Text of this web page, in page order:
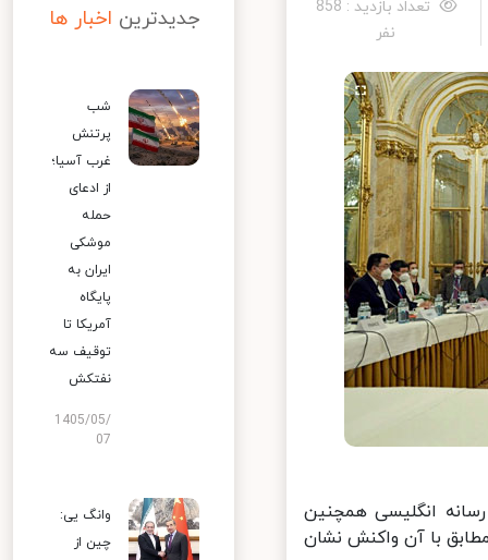
تعداد بازدید : 858
نفر
انگلیسی همچنین
با آن واکنش نشان
جدیدترین اخبار ها
شب
پرتنش
غرب آسیا؛
از ادعای
حمله
موشکی
ایران به
پایگاه
آمریکا تا
توقیف سه
نفتکش
1405/05/
07
وانگ یی:
چین از